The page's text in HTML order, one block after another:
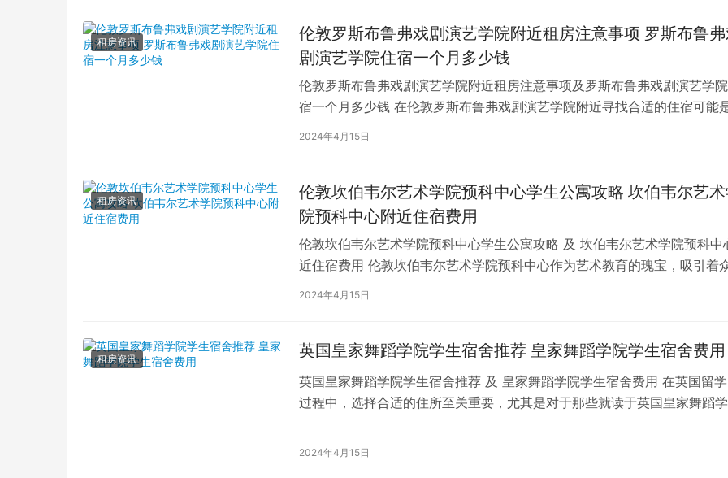
租房资讯
伦敦罗斯布鲁弗戏剧演艺学院附近租房注意事项 罗斯布鲁
剧演艺学院住宿一个月多少钱
伦敦罗斯布鲁弗戏剧演艺学院附近租房注意事项及罗斯布鲁弗戏剧演艺学
宿一个月多少钱 在伦敦罗斯布鲁弗戏剧演艺学院附近寻找合适的住宿可能
学生活中的一项关键任务。为了帮助您顺利完成…
2024年4月15日
租房资讯
伦敦坎伯韦尔艺术学院预科中心学生公寓攻略 坎伯韦尔艺
院预科中心附近住宿费用
伦敦坎伯韦尔艺术学院预科中心学生公寓攻略 及 坎伯韦尔艺术学院预科中
近住宿费用 伦敦坎伯韦尔艺术学院预科中心作为艺术教育的瑰宝，吸引着
2024年4月15日
租房资讯 英国皇家舞蹈学院学生宿舍推荐 皇家舞蹈学院学生宿舍费用
英国皇家舞蹈学院学生宿舍推荐 及 皇家舞蹈学院学生宿舍费用 在英国留
过程中，选择合适的住所至关重要，尤其是对于那些就读于英国皇家舞蹈学
2024年4月15日